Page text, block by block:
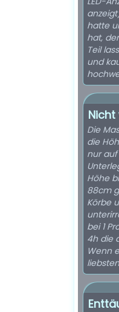
anzeigt). Fazit: wer vorher ein
hatte
hat,
Teil
und
Nicht
Die
die
nur
Höhe
88cm
Körbe
bei 1
4h die
Wenn